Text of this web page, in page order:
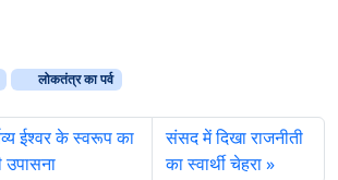
लोकतंत्र का पर्व
ईश्वर के स्वरूप का
उपासना
संसद में दिखा राजनीती
का स्वार्थी चेहरा